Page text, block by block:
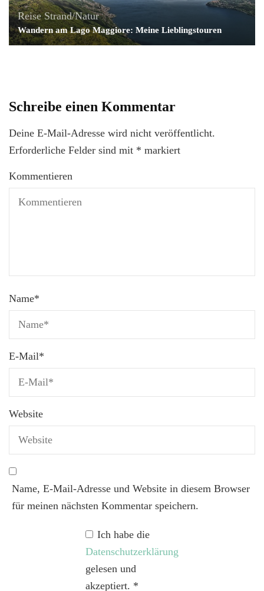
Reise Strand/Natur
Wandern am Lago Maggiore: Meine Lieblingstouren
Schreibe einen Kommentar
Deine E-Mail-Adresse wird nicht veröffentlicht.
Erforderliche Felder sind mit * markiert
Kommentieren
Name*
E-Mail*
Website
Name, E-Mail-Adresse und Website in diesem Browser
für meinen nächsten Kommentar speichern.
Ich habe die
Datenschutzerklärung
gelesen und
akzeptiert. *